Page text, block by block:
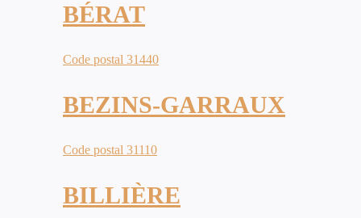
BÉRAT
Code postal 31440
BEZINS-GARRAUX
Code postal 31110
BILLIÈRE